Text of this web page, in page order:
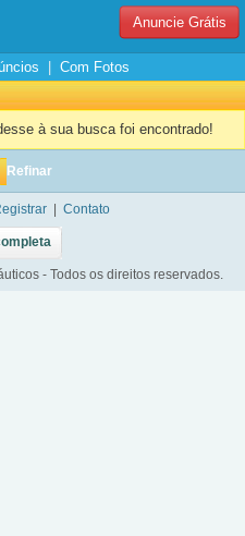
Anuncie Grátis
Com Fotos
à sua busca foi encontrado!
Refinar
Contato
- Todos os direitos reservados.